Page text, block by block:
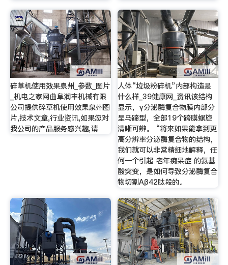
碎草机使用效果泉州_参数_图片
_机电之家网曲阜润丰机械有限
公司提供碎草机使用效果泉州图
片,技术文章,行业资讯,如果您对
我公司的产品服务感兴趣,请
人体“垃圾粉碎机”内部构造是
什么样_39健康网_资讯该结构
显示，γ分泌酶复合物膜内部分
呈马蹄型，全部19个跨膜螺旋
清晰可辨。 “将来如果能拿到更
高分辨率分泌酶复合物的结构，
我们就可以非常精细地解释，任
何一个引起 老年痴呆症 的氨基
酸突变，是如何导致分泌酶复合
物切割Aβ42肽段的。